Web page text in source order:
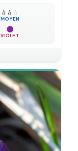
💧 💧 💧
MOYEN
VIOLET